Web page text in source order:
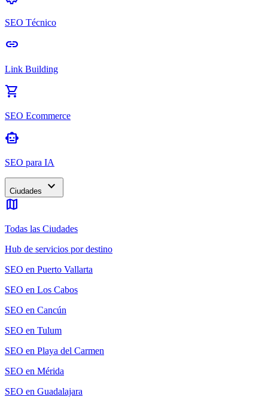
SEO Técnico
link
Link Building
shopping_cart
SEO Ecommerce
smart_toy
SEO para IA
Ciudades
expand_more
map
Todas las Ciudades
Hub de servicios por destino
SEO en Puerto Vallarta
SEO en Los Cabos
SEO en Cancún
SEO en Tulum
SEO en Playa del Carmen
SEO en Mérida
SEO en Guadalajara